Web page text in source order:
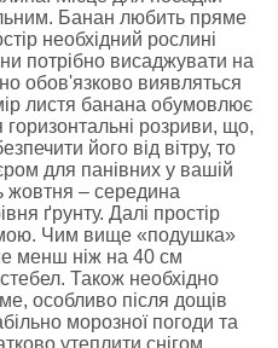
Банан любить пряме
необхідний рослині
потрібно висаджувати на
обов'язково виявляться
листя банана обумовлює
горизонтальні розриви, що,
його від вітру, то
для панівних у вашій
жовтня – середина
ґрунту. Далі простір
Чим вище «подушка»
менш ніж на 40 см
Також необхідно
особливо після дощів
морозної погоди та
утеплити снігом,